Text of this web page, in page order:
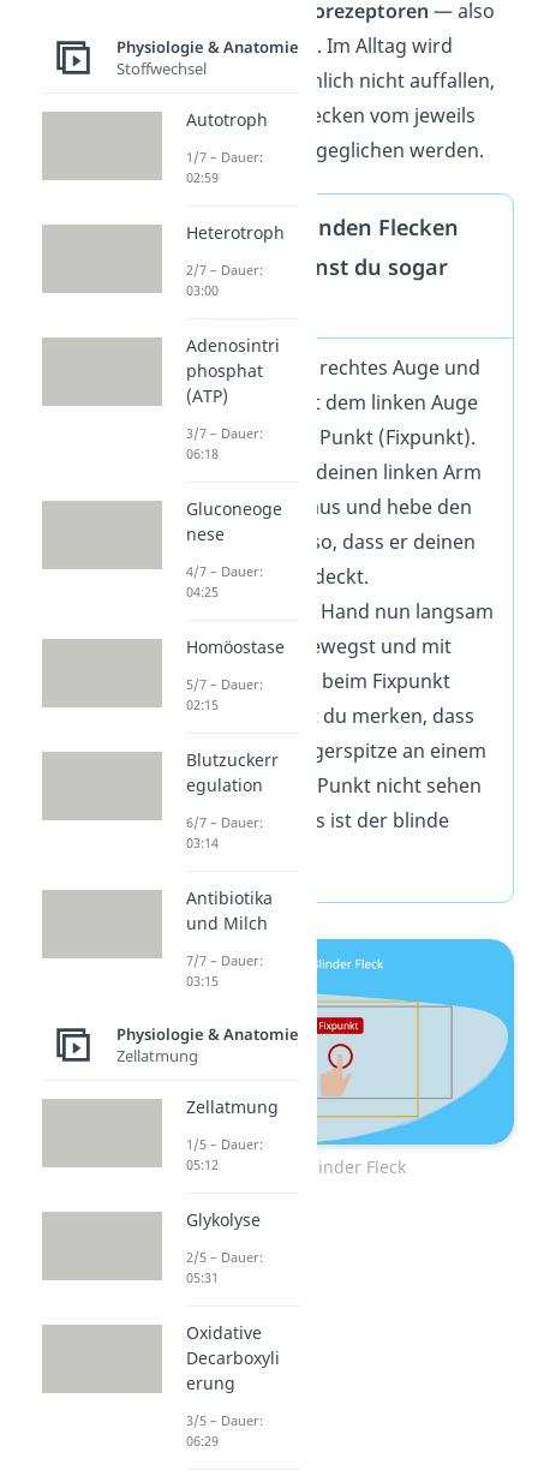
keine Fotorezeptoren — also
keine Sinneszellen. Im Alltag wird
dir das wahrscheinlich nicht auffallen,
weil die blinden Flecken vom jeweils
anderen Auge ausgeglichen werden.
Wo sich die blinden Flecken
befinden, kannst du sogar
Schließe das rechtes Auge und
suche dir mit dem linken Auge
einen festen Punkt (Fixpunkt).
Strecke nun deinen linken Arm
nach vorne aus und hebe den
Zeigefinger so, dass er deinen
Fixpunkt verdeckt.
Wenn du die Hand nun langsam
nach links bewegst und mit
deinem Blick beim Fixpunkt
bleibst, wirst du merken, dass
du deine Fingerspitze an einem
bestimmten Punkt nicht sehen
kannst — das ist der blinde
Fleck!
Test: Blinder Fleck
Physiologie & Anatomie
Stoffwechsel
Autotroph
1/7 – Dauer:
02:59
Heterotroph
2/7 – Dauer:
03:00
Adenosintri
phosphat
(ATP)
3/7 – Dauer:
06:18
Gluconeoge
nese
4/7 – Dauer:
04:25
Homöostase
5/7 – Dauer:
02:15
Blutzuckerr
egulation
6/7 – Dauer:
03:14
Antibiotika
und Milch
7/7 – Dauer:
03:15
Physiologie & Anatomie
Zellatmung
Zellatmung
1/5 – Dauer:
05:12
Glykolyse
2/5 – Dauer:
05:31
Oxidative
Decarboxyli
erung
3/5 – Dauer:
06:29